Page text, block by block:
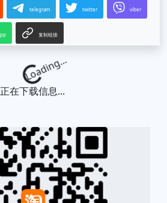
telegram twitter viber
复制链接
Loading...
正在下载信息...